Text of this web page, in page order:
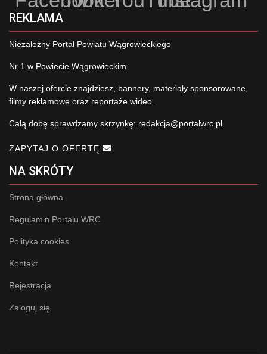
REKLAMA
Niezależny Portal Powiatu Wągrowieckiego
Nr 1 w Powiecie Wągrowieckim
W naszej ofercie znajdziesz, bannery, materiały sponsorowane,
filmy reklamowe oraz reportaże wideo.
Całą dobę sprawdzamy skrzynkę: redakcja@portalwrc.pl
ZAPYTAJ O OFERTĘ
NA SKRÓTY
Strona główna
Regulamin Portalu WRC
Polityka cookies
Kontakt
Rejestracja
Zaloguj się